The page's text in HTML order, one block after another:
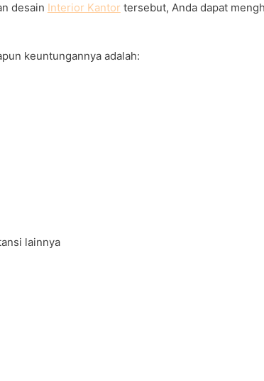
desain Interior Kantortersebut, Anda dapat
keuntungannya adalah:
lainnya